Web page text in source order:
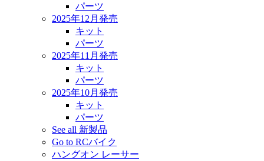
パーツ
2025年12月発売
キット
パーツ
2025年11月発売
キット
パーツ
2025年10月発売
キット
パーツ
See all 新製品
Go to RCバイク
ハングオン レーサー